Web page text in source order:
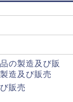
の製造及び販
造及び販売
販売